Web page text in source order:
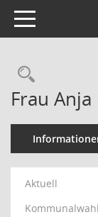
Toggle navigation
Frau
Aktuell